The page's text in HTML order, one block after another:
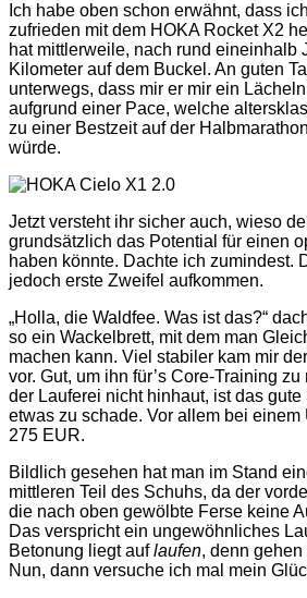
Ich habe oben schon erwähnt, dass
zufrieden mit dem HOKA Rocket X2
hat mittlerweile, nach rund eineinhalb
Kilometer auf dem Buckel. An guten
unterwegs, dass mir er mir ein
aufgrund einer Pace, welche
zu einer Bestzeit auf der
würde.
Jetzt versteht ihr sicher auch, wieso
grundsätzlich das Potential für einen
haben könnte. Dachte ich zumindest.
jedoch erste Zweifel aufkommen.
„Holla, die Waldfee. Was ist das?“
so ein Wackelbrett, mit dem man
machen kann. Viel stabiler kam mir
vor. Gut, um ihn für’s Core-Training
der Lauferei nicht hinhaut, ist das
etwas zu schade. Vor allem bei
275 EUR.
Bildlich gesehen hat man im Stand
mittleren Teil des Schuhs, da der
die nach oben gewölbte Ferse keine
Das verspricht ein ungewöhnliches
Betonung liegt auflaufen, denn
Nun, dann versuche ich mal mein